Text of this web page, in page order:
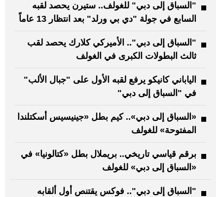
"السباق إلى دبي" للغولف.. ستيرن يحصد لقبه
السابع في جولة "دي بي ورلد" بعد انتظار 13 عاماً
"السباق إلى دبي".. الأميركي كلارك يحصد لقب
ثالث البطولات الكبرى في الغولف
الياباني كانيكو يرفع لقبه الأول على "جبال الألب"
في "السباق إلى دبي"
«السباق إلى دبي».. كيم بطل «جينيسيس أسكتلندا
المفتوحة» للغولف
برقم قياسي تاريخي.. بريملال بطل «كتالونيا» في
«السباق إلى دبي» للغولف
"السباق إلى دبي".. فوكس يقتنص أول ألقابه